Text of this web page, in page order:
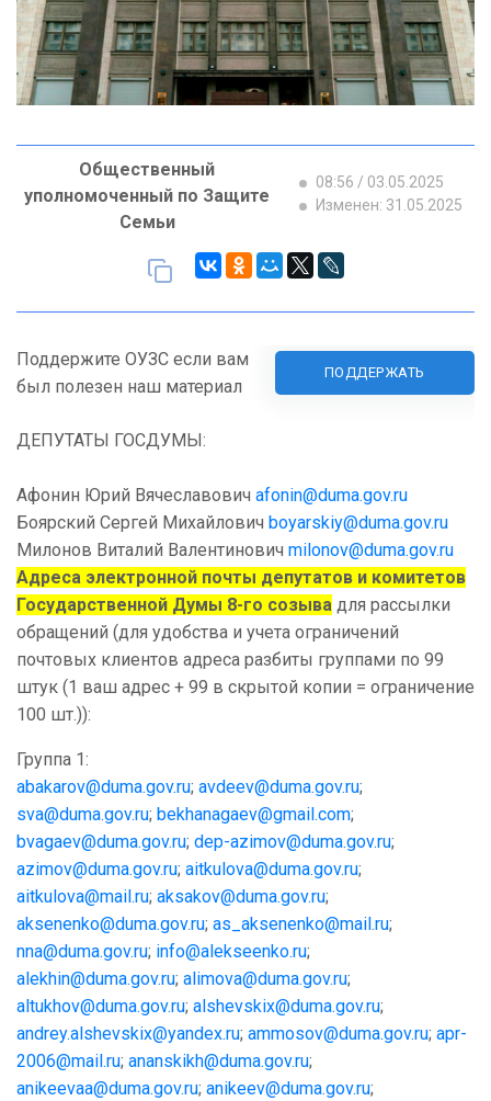
Общественный
уполномоченный по Защите
Семьи
08:56 / 03.05.2025
Изменен: 31.05.2025
Поддержите ОУЗС если вам
был полезен наш материал
ПОДДЕРЖАТЬ
ДЕПУТАТЫ ГОСДУМЫ:
Афонин Юрий Вячеславович afonin@duma.gov.ru
Боярский Сергей Михайлович boyarskiy@duma.gov.ru
Милонов Виталий Валентинович milonov@duma.gov.ru
Адреса электронной почты депутатов и комитетов
Государственной Думы 8-го созыва для рассылки
обращений (для удобства и учета ограничений
почтовых клиентов адреса разбиты группами по 99
штук (1 ваш адрес + 99 в скрытой копии = ограничение
100 шт.)):
Группа 1:
abakarov@duma.gov.ru; avdeev@duma.gov.ru;
sva@duma.gov.ru; bekhanagaev@gmail.com;
bvagaev@duma.gov.ru; dep-azimov@duma.gov.ru;
azimov@duma.gov.ru; aitkulova@duma.gov.ru;
aitkulova@mail.ru; aksakov@duma.gov.ru;
aksenenko@duma.gov.ru; as_aksenenko@mail.ru;
nna@duma.gov.ru; info@alekseenko.ru;
alekhin@duma.gov.ru; alimova@duma.gov.ru;
altukhov@duma.gov.ru; alshevskix@duma.gov.ru;
andrey.alshevskix@yandex.ru; ammosov@duma.gov.ru; apr-
2006@mail.ru; ananskikh@duma.gov.ru;
anikeevaa@duma.gov.ru; anikeev@duma.gov.ru;